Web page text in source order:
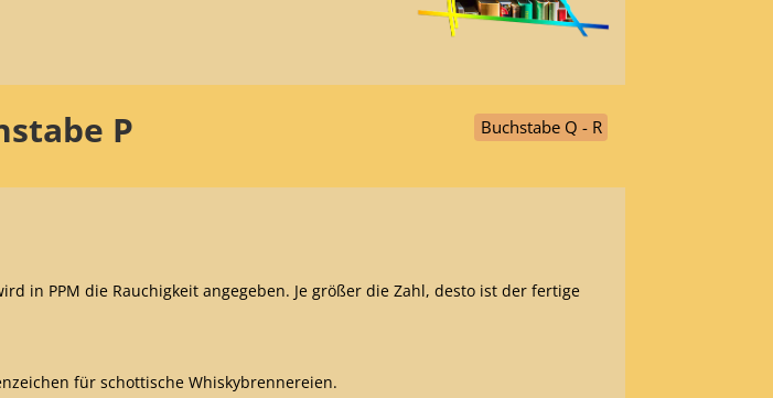
P Buchstabe Q - R
in PPM die Rauchigkeit angegeben. Je größer die Zahl, desto ist der fertige
für schottische Whiskybrennereien.